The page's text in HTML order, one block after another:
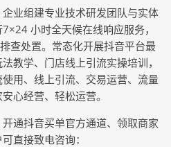
业组建专业技术研发团队与实体
小时全天候在线响应服务，
查处置。常态化开展抖音平台最
教学、门店线上引流实操培训，
用、线上引流、交易运营、流量
心经营、轻松运营。
抖音买单官方通道、领取商家
直接致电咨询：